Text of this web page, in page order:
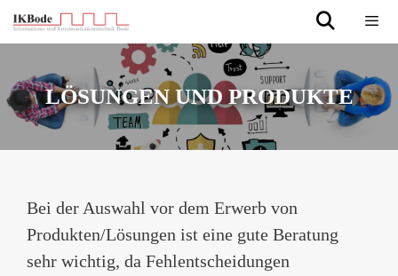
Zum
Inhalt
LÖSUNGEN UND PRODUKTE
Bei der Auswahl vor dem Erwerb von
Produkten/Lösungen ist eine gute Beratung
sehr wichtig, da Fehlentscheidungen